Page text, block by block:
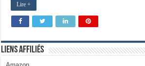
Lire +
Liens Affiliés